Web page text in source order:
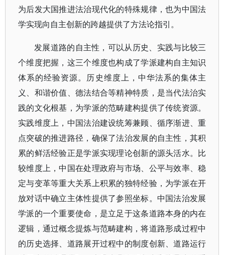
为后发大国推进法治现代化的特殊规律，也为中国法
学实现向自主创新的跨越提供了方法论指引。
发展道路的自主性，可以从历史、实践与比较三
个维度把握，这三个维度也构成了学派建构自主知识
体系的经验资源。历史维度上，中华法系的集体主
义、和谐价值、德法结合等精神特质，是当代法治实
践的文化根基，为学派的范畴建构提供了传统资源。
实践维度上，中国法治建设统筹兼顾、循序渐进、重
点突破的推进路径，确保了法治发展的自主性，其积
累的鲜活经验正是学派实现理论创新的源头活水。比
较维度上，中国在处理政府与市场、公平与效率、稳
定与变革等重大关系上积累的独特经验，为学派在开
放对话中确立主体性提供了参照坐标。中国法治发展
学派的一个重要使命，是立足于这条道路本身的内在
逻辑，通过概念提炼与范畴建构，将道路形成过程中
的历史选择、道路展开过程中的制度创新、道路运行